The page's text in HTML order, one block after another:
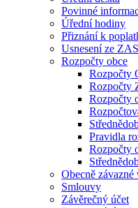
Povinné
Úřední hodiny
Přiznání k
Usnesení ze
Rozpočty obce
Rozpočty
Rozpočty
Rozpočty
Pravidla
Rozpočty
Obecně
Smlouvy
Závěrečný účet